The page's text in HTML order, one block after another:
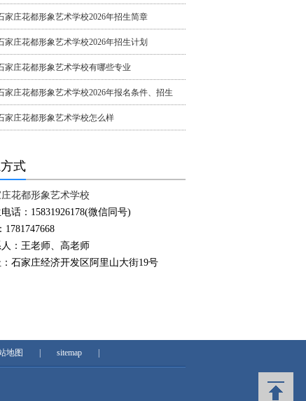
家庄花都形象艺术学校2026年招生简章
家庄花都形象艺术学校2026年招生计划
家庄花都形象艺术学校有哪些专业
家庄花都形象艺术学校2026年报名条件、招生
家庄花都形象艺术学校怎么样
式
花都形象艺术学校
话：15831926178(微信同号)
1781747668
：王老师、高老师
石家庄经济开发区阿里山大街19号
地图 sitemap